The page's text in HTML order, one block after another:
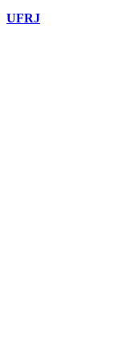
UFRJ